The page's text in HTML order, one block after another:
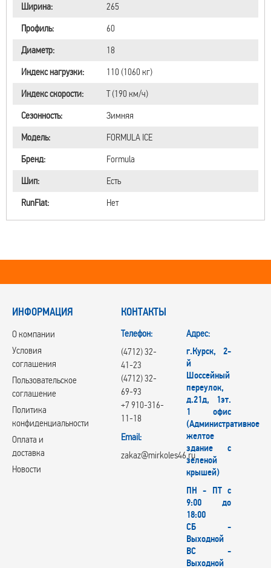
Ширина:
265
Профиль:
60
Диаметр:
18
Индекс нагрузки:
110 (1060 кг)
Индекс скорости:
T (190 км/ч)
Сезонность:
Зимняя
Модель:
FORMULA ICE
Бренд:
Formula
Шип:
Есть
RunFlat:
Нет
ИНФОРМАЦИЯ
О компании
Условия
соглашения
Пользовательское
соглашение
Политика
конфиденциальности
Оплата и
доставка
Новости
КОНТАКТЫ
Телефон:
(4712) 32-
41-23
(4712) 32-
69-93
+7 910-316-
11-18
Email:
zakaz@mirkoles46.ru
Адрес:
г.Курск, 2-
й
Шоссейный
переулок,
д.21д, 1эт.
1 офис
(Административное
желтое
здание с
зеленой
крышей)
ПН - ПТ с
9:00 до
18:00
СБ -
Выходной
ВС -
Выходной